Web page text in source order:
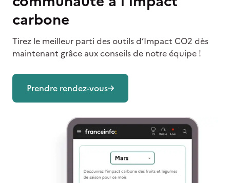
carbone
Tirez le meilleur parti des outils d’Impact CO2 dès
maintenant grâce aux conseils de notre équipe !
Prendre rendez-vous